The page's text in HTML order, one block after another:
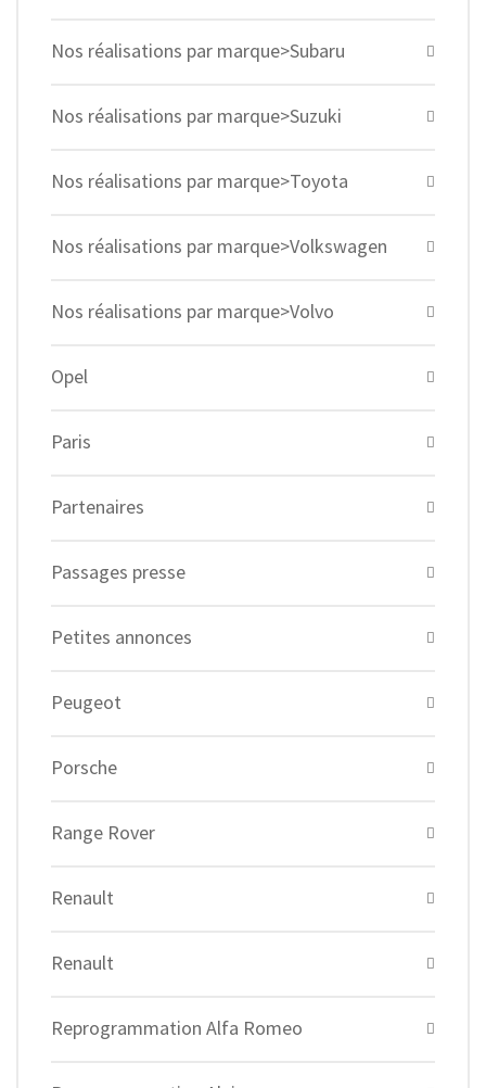
Nos réalisations par marque>Subaru
Nos réalisations par marque>Suzuki
Nos réalisations par marque>Toyota
Nos réalisations par marque>Volkswagen
Nos réalisations par marque>Volvo
Opel
Paris
Partenaires
Passages presse
Petites annonces
Peugeot
Porsche
Range Rover
Renault
Renault
Reprogrammation Alfa Romeo